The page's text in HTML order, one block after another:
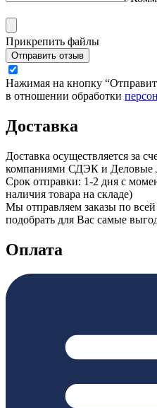
Прикрепить файлы
Отправить отзыв
Нажимая на кнопку
в отношении обработки
Доставка
Доставка осуществляется за
компаниями СДЭК и Деловые
Срок отправки: 1-2 дня с
наличия товара на складе)
Мы отправляем заказы по всей
подобрать для Вас самые
Оплата